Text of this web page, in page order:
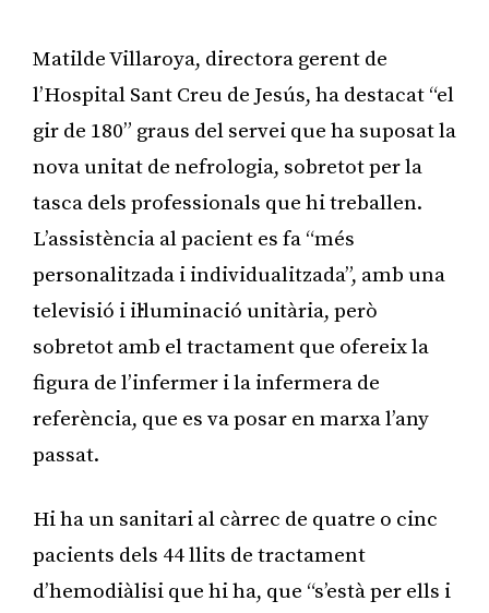
Matilde Villaroya, directora gerent de
l’Hospital Sant Creu de Jesús, ha destacat “el
gir de 180” graus del servei que ha suposat la
nova unitat de nefrologia, sobretot per la
tasca dels professionals que hi treballen.
L’assistència al pacient es fa “més
personalitzada i individualitzada”, amb una
televisió i il·luminació unitària, però
sobretot amb el tractament que ofereix la
figura de l’infermer i la infermera de
referència, que es va posar en marxa l’any
passat.
Hi ha un sanitari al càrrec de quatre o cinc
pacients dels 44 llits de tractament
d’hemodiàlisi que hi ha, que “s’està per ells i